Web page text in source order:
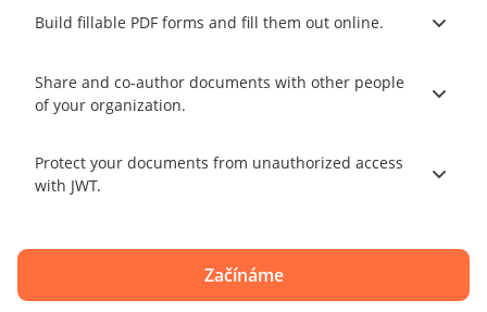
Build fillable PDF forms and fill them out online.
Share and co-author documents with other people
of your organization.
Protect your documents from unauthorized access
with JWT.
Začínáme